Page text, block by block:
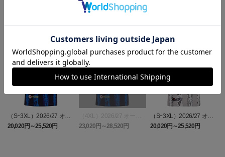
（Sｰ3XL）2026/27 オー
センティックユニフォー
ム FP 1st
20,020円～25,520円
（4XL）2026/27 オーセ
ンティックユニフォーム
FP 1st
23,020円～28,520円
（Sｰ3XL）2026/27 オー
センティックユニフォー
ム FP 2nd
20,020円～25,520円